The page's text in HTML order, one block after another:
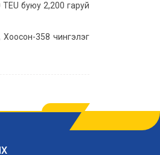
TEU буюу 2,200 гаруй
358 чингэлэг